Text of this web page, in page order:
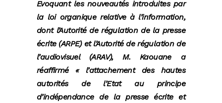
Evoquant les nouveautés introduites par
la loi organique relative à l’information,
dont l’Autorité de régulation de la presse
écrite (ARPE) et l’Autorité de régulation de
l’audiovisuel (ARAV), M. Kaouane a
réaffirmé « l’attachement des hautes
autorités de l’Etat au principe
d’indépendance de la presse écrite et